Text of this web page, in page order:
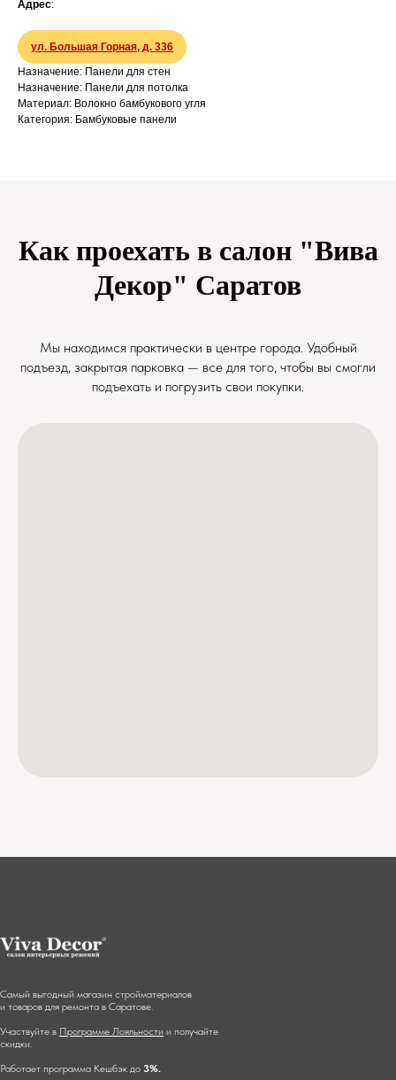
Адрес:
ул. Большая Горная, д. 336
Назначение: Панели для стен
Назначение: Панели для потолка
Материал: Волокно бамбукового угля
Категория: Бамбуковые панели
Как проехать в салон "Вива
Декор" Саратов
Мы находимся практически в центре города. Удобный
подъезд, закрытая парковка — все для того, чтобы вы смогли
подъехать и погрузить свои покупки.
Самый выгодный магазин стройматериалов
и товаров для ремонта в Саратове.
Участвуйте в Программе Лояльности и получайте
скидки.
Работает программа Кешбэк до 3%.